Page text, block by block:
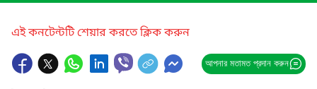
এই কনটেন্টটি শেয়ার করতে ক্লিক করুন
আপনার মতামত প্রদান করুন